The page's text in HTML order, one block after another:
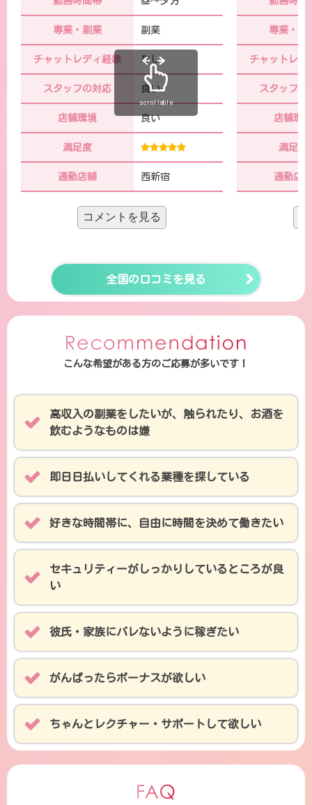
専業・副業 副業
チャットレディ経験 なし
スタッフの対応 良い
店舗環境 良い
満足度
通勤店舗 西新宿
コメントを見る
ちに出てます。月に数回レベルなので、
みたいな子もけっこう多いみたいなの
で、水商売やってる子はこっちで副業す
専業・副
チャットレデ
スタッフの
店舗環境
満足度
通勤店舗
チャットレデ
す。家族にも
ていましたが
てもらい、今
（たぶん！）
scrollable
全国の口コミを見る
こんな希望がある方のご応募が多いです！
高収入の副業をしたいが、触られたり、お酒を
飲むようなものは嫌
即日日払いしてくれる業種を探している
好きな時間帯に、自由に時間を決めて働きたい
セキュリティーがしっかりしているところが良
い
彼氏・家族にバレないように稼ぎたい
がんばったらボーナスが欲しい
ちゃんとレクチャー・サポートして欲しい